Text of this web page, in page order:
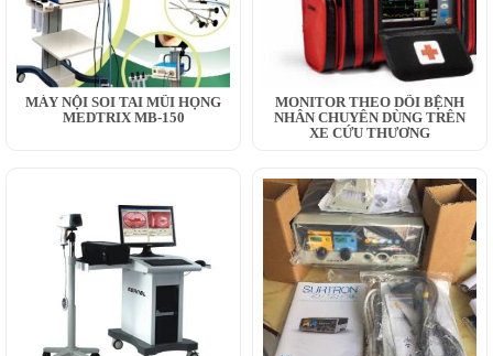
MÁY NỘI SOI TAI MŨI HỌNG
MEDTRIX MB-150
MONITOR THEO DÕI BỆNH
NHÂN CHUYÊN DÙNG TRÊN
XE CỨU THƯƠNG